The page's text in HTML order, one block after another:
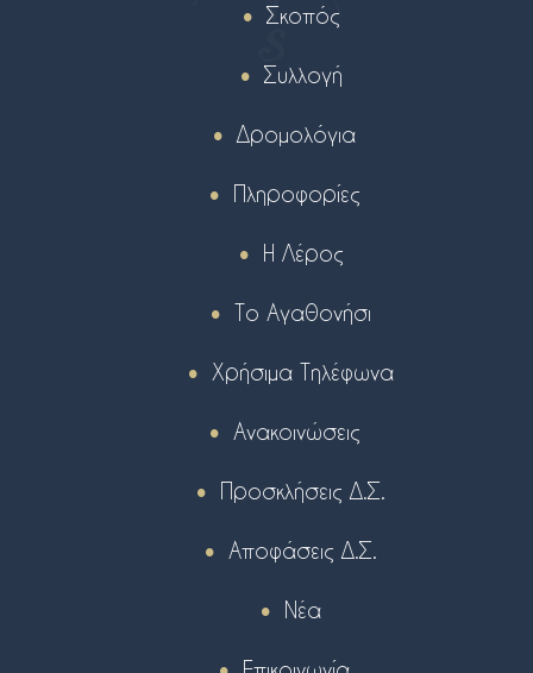
Σκοπός
Συλλογή
Δρομολόγια
Πληροφορίες
Η Λέρος
Το Αγαθονήσι
Χρήσιμα Τηλέφωνα
Ανακοινώσεις
Προσκλήσεις Δ.Σ.
Αποφάσεις Δ.Σ.
Νέα